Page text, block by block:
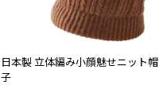
日本製 立体編み小顔魅せニット帽
子